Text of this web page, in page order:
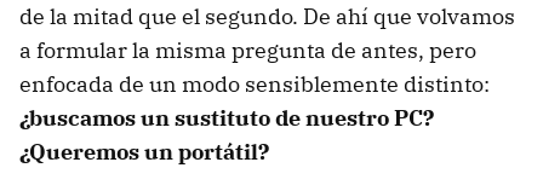
de la mitad que el segundo. De ahí que volvamos
a formular la misma pregunta de antes, pero
enfocada de un modo sensiblemente distinto:
¿buscamos un sustituto de nuestro PC?
¿Queremos un portátil?